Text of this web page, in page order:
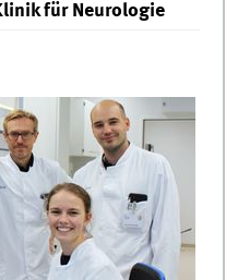
für Neurologie